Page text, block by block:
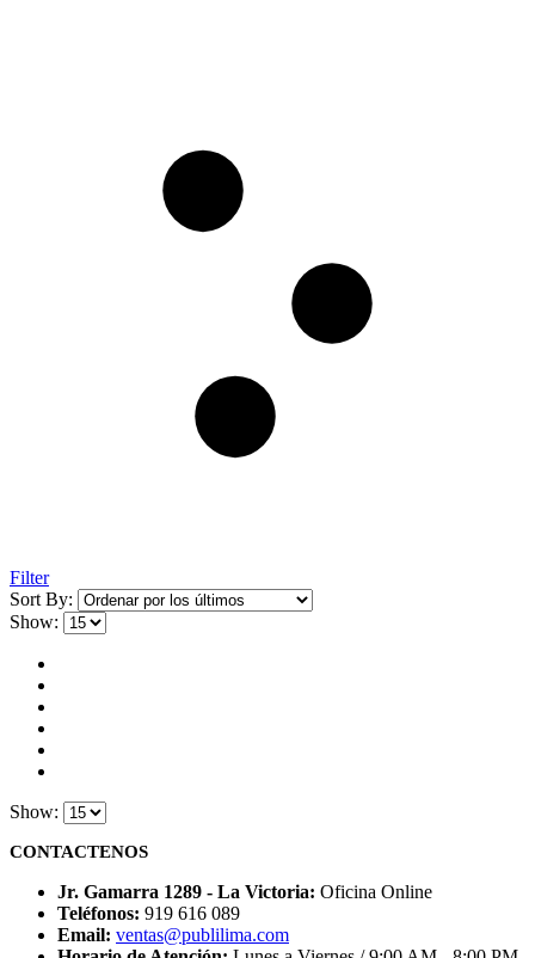
Filter
Sort By:
Show:
Show:
CONTACTENOS
Jr. Gamarra 1289 - La Victoria: Oficina Online
Teléfonos: 919 616 089
Email: ventas@publilima.com